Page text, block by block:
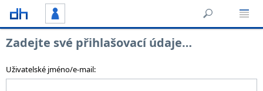
Zadejte své přihlašovací údaje…
Uživatelské jméno/e-mail: